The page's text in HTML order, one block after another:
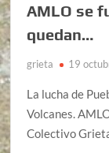
AMLO se
quedan…
grieta 19
La lucha de
Volcanes.
Colectivo